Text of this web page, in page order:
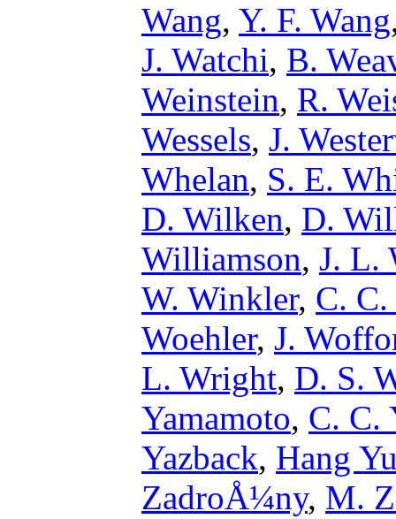
Wang, Y. F. Wang
J. Watchi, B.
Weinstein, R.
Wessels, J.
Whelan, S. E.
D. Wilken, D.
Williamson, J. L.
W. Winkler, C.
Woehler, J.
L. Wright, D. S.
Yamamoto, C. C.
Yazback, Hang
ZadroÅ¼ny, M.